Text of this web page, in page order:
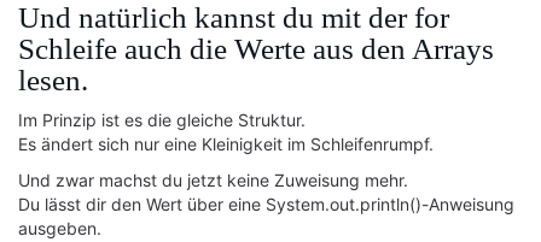
Und natürlich kannst du mit der for
Schleife auch die Werte aus den Arrays
lesen.
Im Prinzip ist es die gleiche Struktur.
Es ändert sich nur eine Kleinigkeit im Schleifenrumpf.
Und zwar machst du jetzt keine Zuweisung mehr.
Du lässt dir den Wert über eine System.out.println()-Anweisung
ausgeben.